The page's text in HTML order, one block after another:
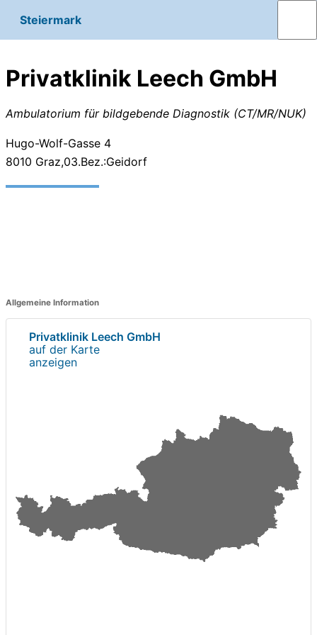
Steiermark
Privatklinik Leech GmbH
Ambulatorium für bildgebende Diagnostik (CT/MR/NUK)
Hugo-Wolf-Gasse 4
8010 Graz,03.Bez.:Geidorf
Allgemeine Information
Privatklinik Leech GmbH
auf der Karte
anzeigen